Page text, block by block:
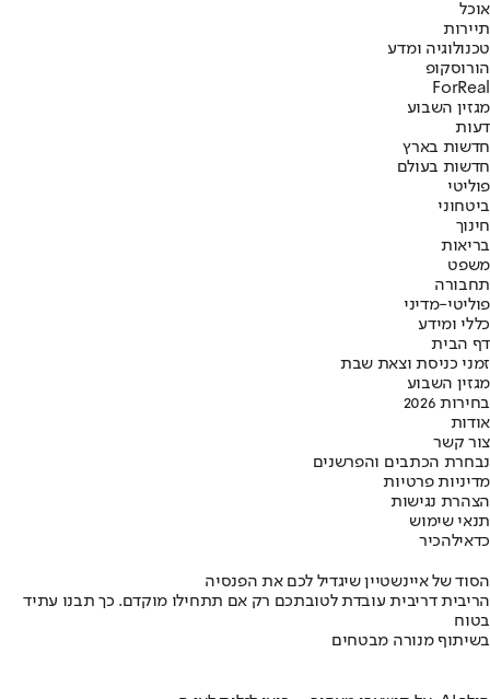
אוכל
תיירות
טכנולוגיה ומדע
הורוסקופ
ForReal
מגזין השבוע
דעות
חדשות בארץ
חדשות בעולם
פוליטי
ביטחוני
חינוך
בריאות
משפט
תחבורה
פוליטי-מדיני
כללי ומידע
דף הבית
זמני כניסת וצאת שבת
מגזין השבוע
בחירות 2026
אודות
צור קשר
נבחרת הכתבים והפרשנים
מדיניות פרטיות
הצהרת נגישות
תנאי שימוש
כדאילהכיר
הסוד של איינשטיין שיגדיל לכם את הפנסיה
הריבית דריבית עובדת לטובתכם רק אם תתחילו מוקדם. כך תבנו עתיד
בטוח
בשיתוף מנורה מבטחים